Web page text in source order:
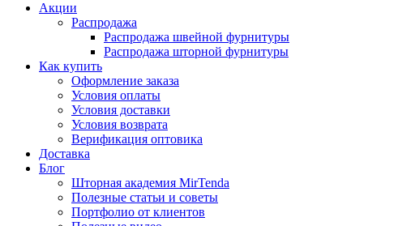
Акции
Распродажа
Распродажа швейной фурнитуры
Распродажа шторной фурнитуры
Как купить
Оформление заказа
Условия оплаты
Условия доставки
Условия возврата
Верификация оптовика
Доставка
Блог
Шторная академия MirTenda
Полезные статьи и советы
Портфолио от клиентов